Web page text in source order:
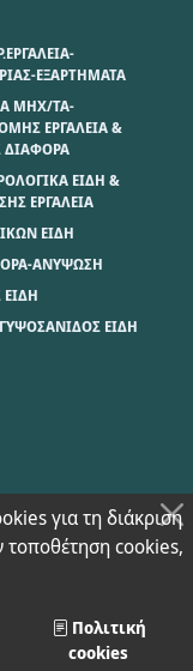
ΕΞΑΡΤΗΜΑΤΑ
ΜΗΧ/ΤΑ-
ΕΡΓΑΛΕΙΑ &
ΔΙΑΦΟΡΑ
ΕΙΔΗ &
ΕΡΓΑΛΕΙΑ
ΕΙΔΗ
ΑΝΥΨΩΣΗ
ΕΙΔΗ
για τη διάκριση
τοποθέτηση cookies,
Πολιτική
cookies